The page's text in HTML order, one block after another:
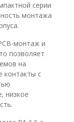
серии
монтажа
монтаж и
позволяет
на
контакты с
низкое